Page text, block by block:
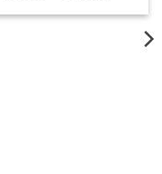
là:
tại